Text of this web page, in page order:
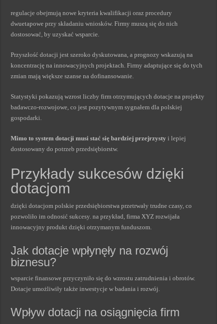
regulacje obejmują nowe kryteria kwalifikacji oraz procedury
dwuetapowe przy składaniu wniosków. Firmy muszą się do nich
dostosować, by uzyskać wsparcie.
Przyszłość dotacji jest szeroko dyskutowana, a prognozy wskazują na
koncentrację na innowacyjnych projektach. Firmy adaptujące się do tych
zmian mają większe szanse na dofinansowanie.
Statystyki pokazują wzrost liczby firm otrzymujących dotacje na projekty
badawczo-rozwojowe, co jest pozytywnym sygnałem dla polskiej
gospodarki.
Mimo to system dotacji musi stać się bardziej przejrzysty i lepiej
dostosowany do potrzeb przedsiębiorstw.
Przykłady sukcesów dzięki
dotacjom
dzięki dotacjom polskie przedsiębiorstwa przetrwały trudne czasy, co
pozwoliło im odnosić sukcesy. na przykład, firma XYZ rozwijała
innowacyjny produkt dzięki otrzymanym funduszom.
Jak dotacje wpłynęły na rozwój
biznesu?
wsparcie finansowe przyczyniło się do wzrostu zatrudnienia i obrotów.
Dotacje umożliwiły także inwestycje w badania i rozwój.
Wpływ dotacji na osiągnięcia firm